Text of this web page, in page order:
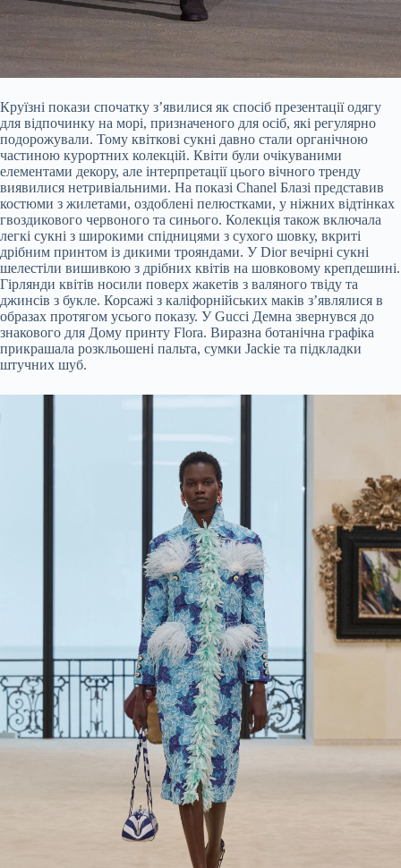
Круїзні покази спочатку з’явилися як спосіб презентації одягу
для відпочинку на морі, призначеного для осіб, які регулярно
подорожували. Тому квіткові сукні давно стали органічною
частиною курортних колекцій. Квіти були очікуваними
елементами декору, але інтерпретації цього вічного тренду
виявилися нетривіальними. На показі Chanel Блазі представив
костюми з жилетами, оздоблені пелюстками, у ніжних відтінках
гвоздикового червоного та синього. Колекція також включала
легкі сукні з широкими спідницями з сухого шовку, вкриті
дрібним принтом із дикими трояндами. У Dior вечірні сукні
шелестіли вишивкою з дрібних квітів на шовковому крепдешині.
Гірлянди квітів носили поверх жакетів з валяного твіду та
джинсів з букле. Корсажі з каліфорнійських маків з’являлися в
образах протягом усього показу. У Gucci Демна звернувся до
знакового для Дому принту Flora. Виразна ботанічна графіка
прикрашала розкльошені пальта, сумки Jackie та підкладки
штучних шуб.